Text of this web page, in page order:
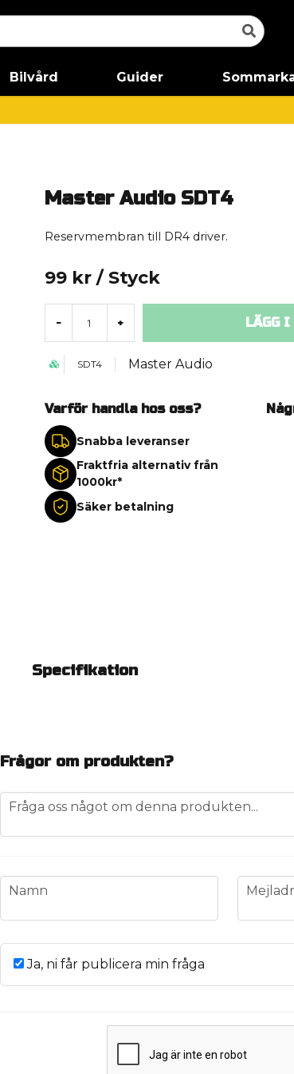
Bilvård Guider
Master Audio SDT4
Reservmembran till DR4 driver.
99 kr / Styck
- + LÄGG I
SDT4 Master Audio
Varför handla hos oss?
Snabba leveranser
Fraktfria alternativ från
1000kr*
Säker betalning
Specifikation
Frågor om produkten?
question
Fråga oss något om denna produkten...
name
Namn email
Ja, ni får publicera min fråga